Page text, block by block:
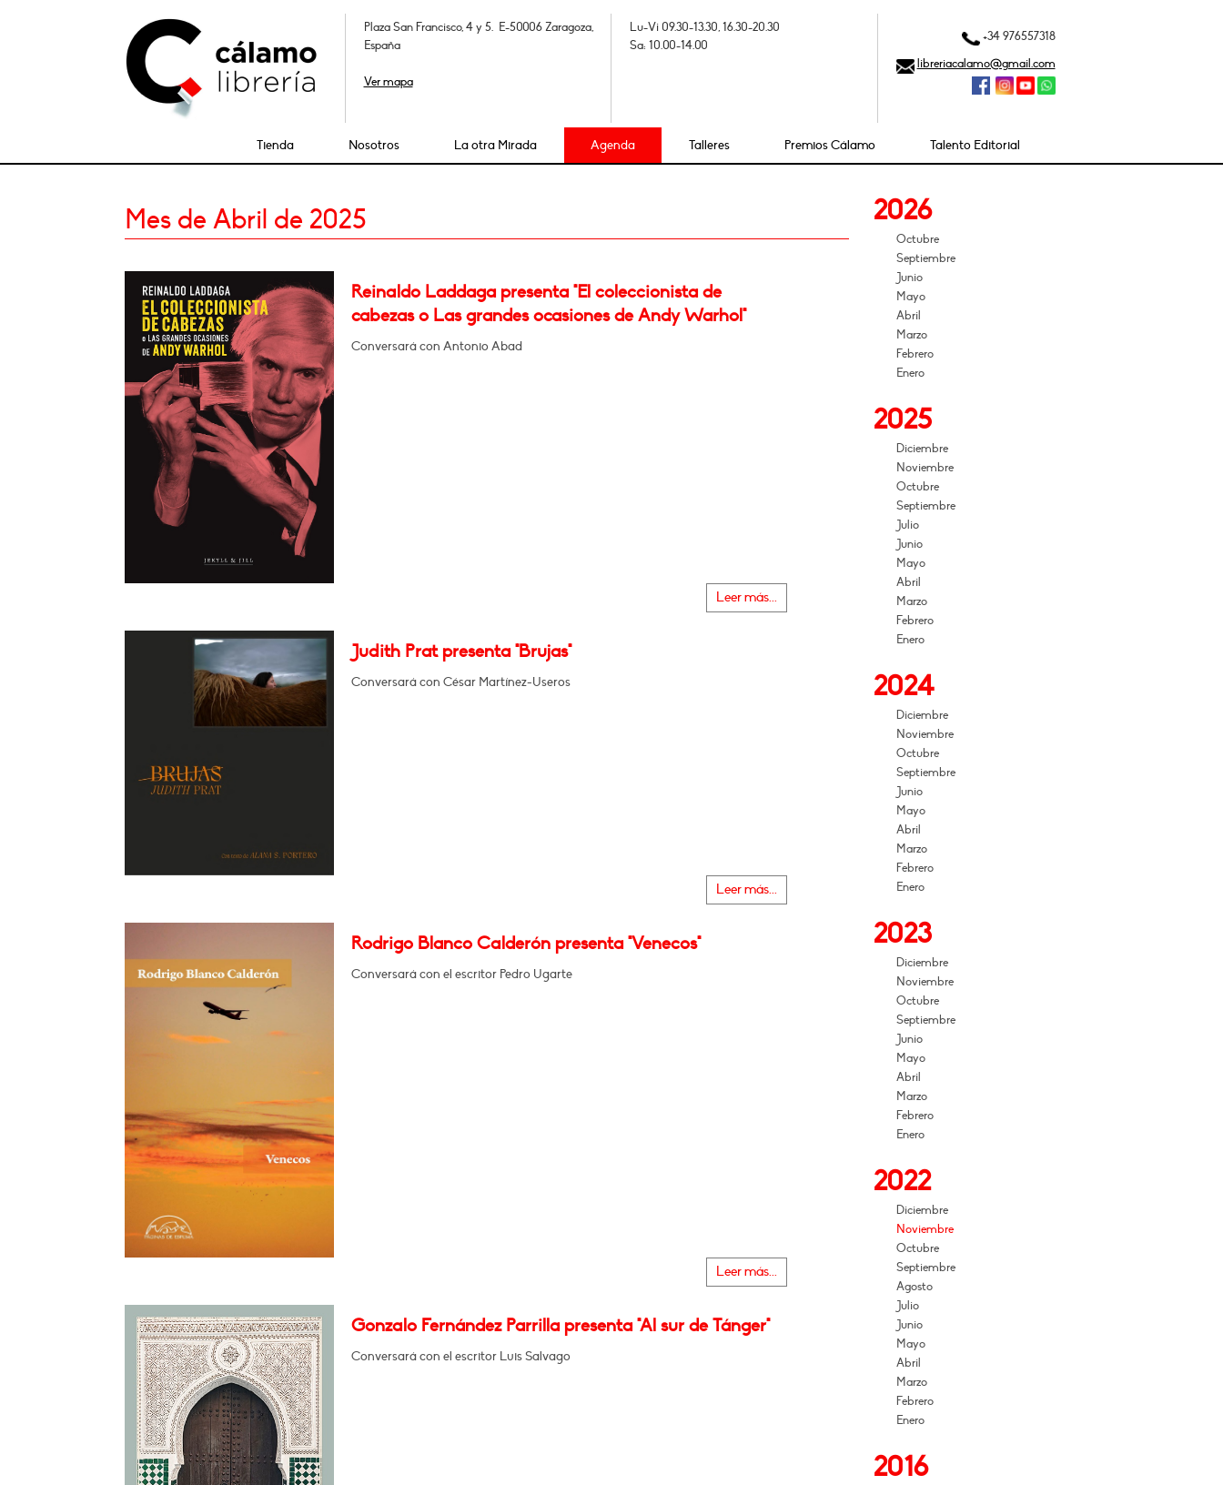
Plaza San Francisco, 4 y 5. E-50006 Zaragoza,
España
Ver mapa
Lu-Vi 09.30-13.30, 16.30-20.30
Sa: 10.00-14.00
+34 976557318
libreriacalamo@gmail.com
Tienda Nosotros La otra Mirada Agenda Talleres Premios Cálamo Talento Editorial
Mes de Abril de 2025
Reinaldo Laddaga presenta "El coleccionista de
cabezas o Las grandes ocasiones de Andy Warhol"
Conversará con Antonio Abad
Leer más...
Judith Prat presenta "Brujas"
Conversará con César Martínez-Useros
Leer más...
Rodrigo Blanco Calderón presenta "Venecos"
Conversará con el escritor Pedro Ugarte
Leer más...
Gonzalo Fernández Parrilla presenta "Al sur de Tánger"
Conversará con el escritor Luis Salvago
2026
Octubre
Septiembre
Junio
Mayo
Abril
Marzo
Febrero
Enero
2025
Diciembre
Noviembre
Octubre
Septiembre
Julio
Junio
Mayo
Abril
Marzo
Febrero
Enero
2024
Diciembre
Noviembre
Octubre
Septiembre
Junio
Mayo
Abril
Marzo
Febrero
Enero
2023
Diciembre
Noviembre
Octubre
Septiembre
Junio
Mayo
Abril
Marzo
Febrero
Enero
2022
Diciembre
Noviembre
Octubre
Septiembre
Agosto
Julio
Junio
Mayo
Abril
Marzo
Febrero
Enero
2016